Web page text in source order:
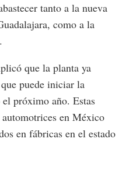
tanto a la nueva
como a la
.
que la planta ya
puede iniciar la
próximo año. Estas
en México
en fábricas en el estado